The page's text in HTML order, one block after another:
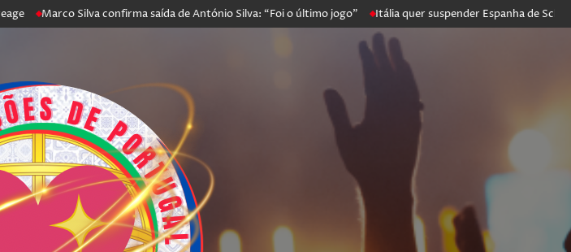
Marco Silva confirma saída de António Silva: “Foi o último jogo” Itália quer suspender Espanha de Schengen.